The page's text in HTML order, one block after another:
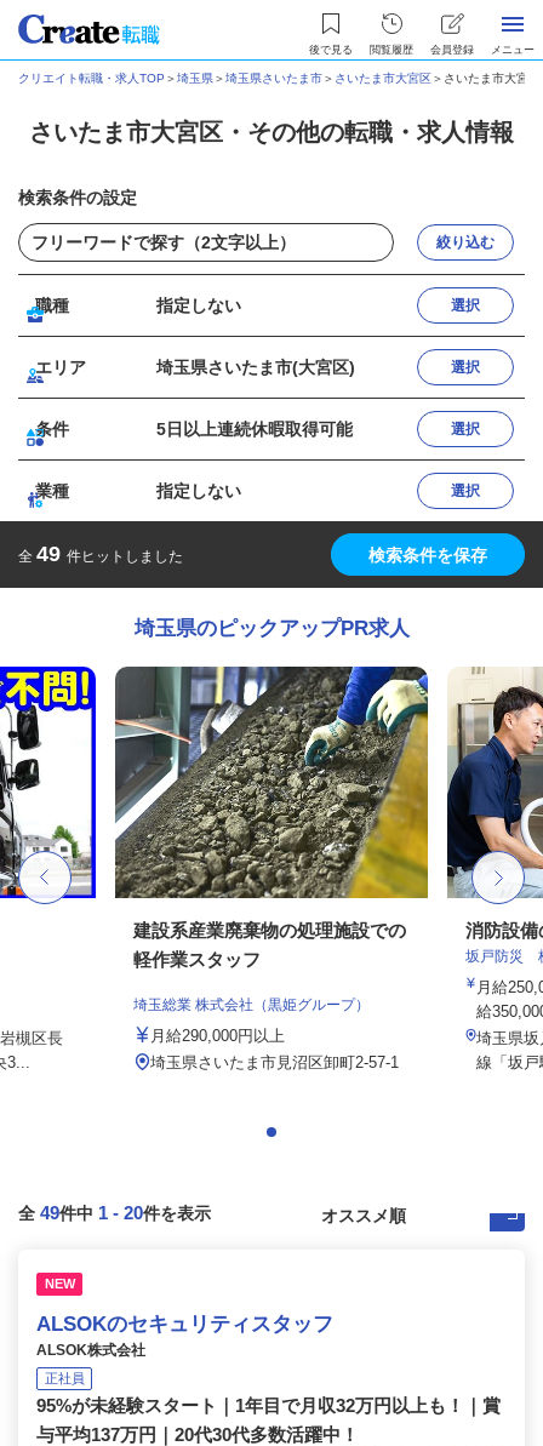
後で見る 閲覧履歴 会員登録 メニュー
クリエイト転職・求人TOP ＞埼玉県＞埼玉県さいたま市＞ さいたま市大宮区＞ さいたま市大宮
さいたま市大宮区・その他の転職・求人情報
検索条件の設定
絞り込む
職種 指定しない 選択
エリア 埼玉県さいたま市(大宮区) 選択
条件 5日以上連続休暇取得可能 選択
業種 指定しない 選択
全 49 件ヒットしました 検索条件を保存
埼玉県のピックアップPR求人
槻区長
建設系産業廃棄物の処理施設での
軽作業スタッフ
埼玉総業 株式会社（黒姫グループ）
月給290,000円以上
埼玉県さいたま市見沼区卸町2-57-1
消防設備
坂戸防災
月給
給
埼玉県坂
線「坂
全 49件中 1 - 20件を表示
NEW
ALSOKのセキュリティスタッフ
ALSOK株式会社
正社員
95%が未経験スタート｜1年目で月収32万円以上も！｜賞
与平均137万円｜20代30代多数活躍中！